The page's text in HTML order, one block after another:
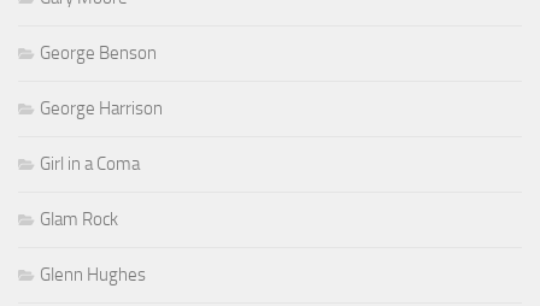
George Benson
George Harrison
Girl in a Coma
Glam Rock
Glenn Hughes